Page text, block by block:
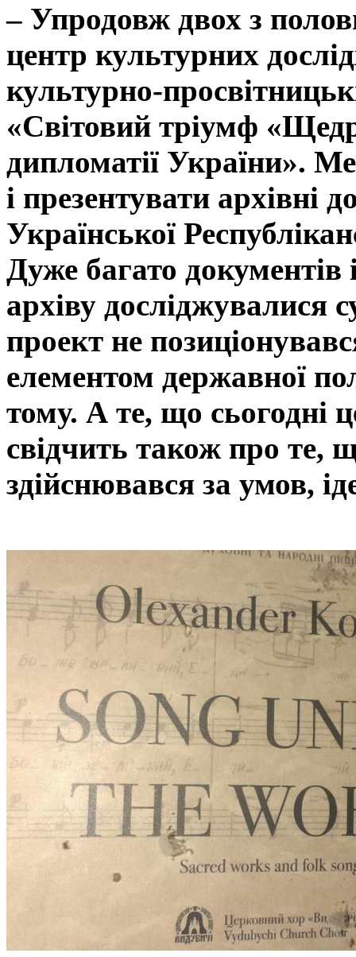
– Упродовж двох з
центр культурних
культурно-
«Світовий тріумф
дипломатії України».
і презентувати архівні
Української
Дуже багато
архіву досліджувалися
проект не
елементом державної
тому. А те, що сьогодні
свідчить також про те,
здійснювався за умов,